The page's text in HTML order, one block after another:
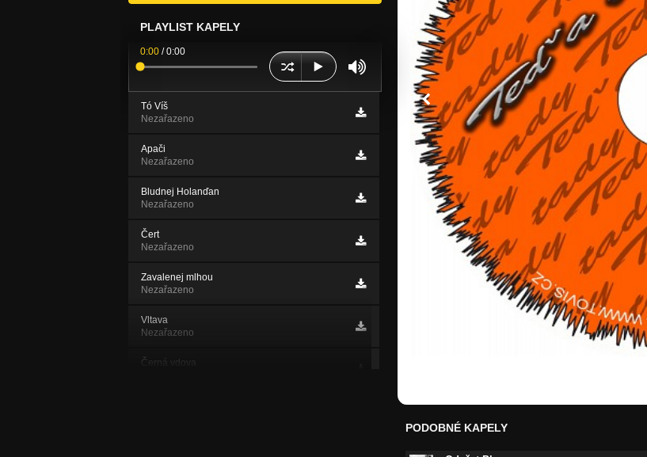
PLAYLIST KAPELY
0:00 /0:00
Tó Víš
Nezařazeno
Apači
Nezařazeno
Bludnej Holanďan
Nezařazeno
Čert
Nezařazeno
Zavalenej mlhou
Nezařazeno
Vltava
Nezařazeno
Černá vdova
PODOBNÉ KAPELY